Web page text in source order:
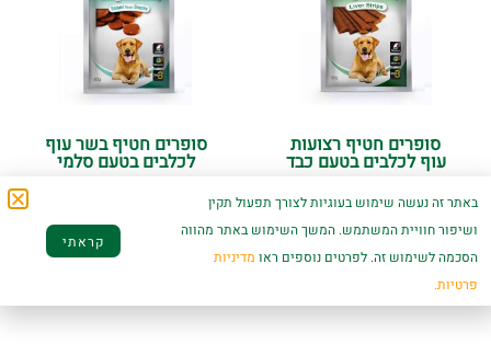
סופרים חטיף רצועות
עוף לכלבים בטעם כבד
₪19.00
מידע נוסף
סופרים חטיף בשר עוף
לכלבים בטעם סלמי
מידע נוסף
באתר זה נעשה שימוש בעוגיות לצורך תפעול תקין
ושיפור חוויית המשתמש. המשך השימוש באתר מהווה
הסכמה לשימוש זה. לפרטים נוספים ראו מדיניות
פרטיות.
קראתי